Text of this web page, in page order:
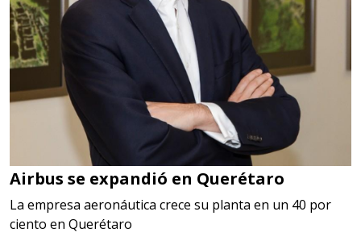
Airbus se expandió en Querétaro
La empresa aeronáutica crece su planta en un 40 por
ciento en Querétaro